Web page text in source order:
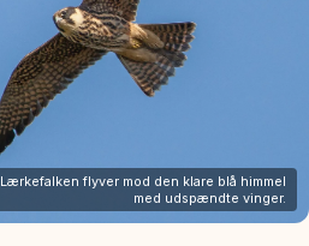
Lærkefalken flyver mod den klare blå himmel
med udspændte vinger.